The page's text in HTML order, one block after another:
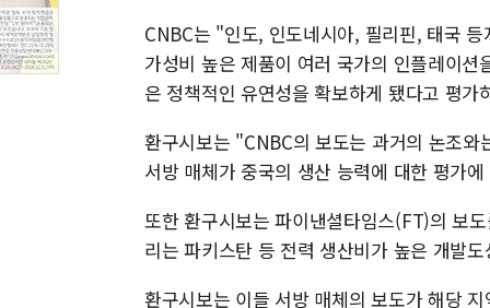
CNBC는 "인도, 인도네시아, 필리핀, 태국
가성비 높은 제품이 여러 국가의 인플레이
은 정책적인 유연성을 확보하게 됐다고 평
환구시보는 "CNBC의 보도는 과거의 논조
서방 매체가 중국의 생산 능력에 대한 평가
또한 환구시보는 파이낸셜타임스(FT)의 보
리는 파키스탄 등 전력 생산비가 높은 개발
환구시보는 이들 서방 매체의 보도가 해당